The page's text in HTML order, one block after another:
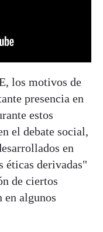
los motivos de
presencia en
estos
el debate social,
en
éticas derivadas"
de ciertos
en algunos